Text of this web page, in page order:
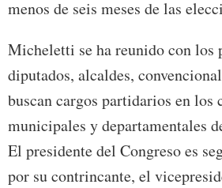
menos de seis meses de las
Micheletti se ha reunido con los
diputados, alcaldes,
buscan cargos partidarios en los
municipales y departamentales
El presidente del Congreso es
por su contrincante, el